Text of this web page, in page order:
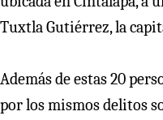
Tuxtla Gutiérrez, la
Además de estas 20
por los mismos delitos